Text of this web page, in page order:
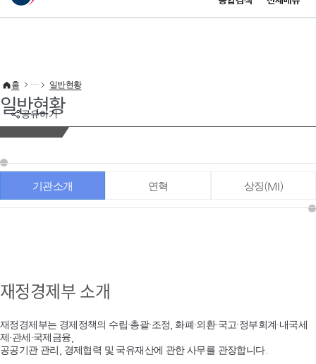
이 누리집은 대한민국 공식 전자정부 누리집입니다.
공유하기
홈 일반현황
일반현황
기관소개 연혁 상징(MI)
재정경제부 소개
재정경제부는 경제정책의 수립·총괄·조정, 화폐·외환·국고·정부회계·내국세
제·관세·국제금융,
공공기관 관리, 경제협력 및 국유재산에 관한 사무를 관장합니다.